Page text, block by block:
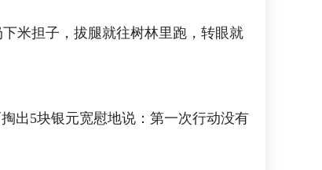
米担子，拔腿就往树林里跑，转眼就
出5块银元宽慰地说：第一次行动没有